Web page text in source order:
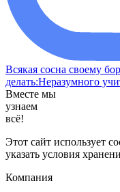
Всякая сосна своему
делать:Неразумного
Вместе мы
узнаем
всё!
Этот сайт использует
указать условия
Компания